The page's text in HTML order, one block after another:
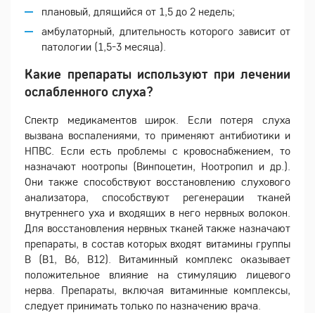
плановый, длящийся от 1,5 до 2 недель;
амбулаторный, длительность которого зависит от
патологии (1,5-3 месяца).
Какие препараты используют при лечении
ослабленного слуха?
Спектр медикаментов широк. Если потеря слуха
вызвана воспалениями, то применяют антибиотики и
НПВС. Если есть проблемы с кровоснабжением, то
назначают ноотропы (Винпоцетин, Ноотропил и др.).
Они также способствуют восстановлению слухового
анализатора, способствуют регенерации тканей
внутреннего уха и входящих в него нервных волокон.
Для восстановления нервных тканей также назначают
препараты, в состав которых входят витамины группы
В (В1, В6, В12). Витаминный комплекс оказывает
положительное влияние на стимуляцию лицевого
нерва. Препараты, включая витаминные комплексы,
следует принимать только по назначению врача.